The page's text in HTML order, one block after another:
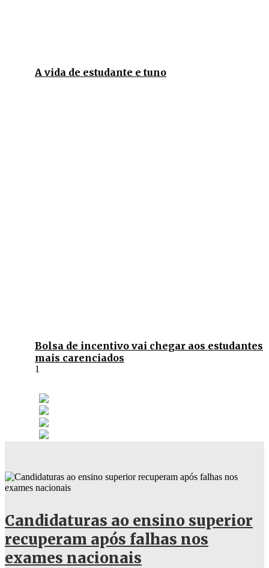
A vida de estudante e tuno
Bolsa de incentivo vai chegar aos estudantes
mais carenciados
Candidaturas ao ensino superior
recuperam após falhas nos
exames nacionais